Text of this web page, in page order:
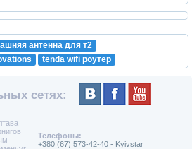
антенна для т2
tenda wifi роутер
сетях:
Телефоны:
+380 (67) 573-42-40 - Kyivstar